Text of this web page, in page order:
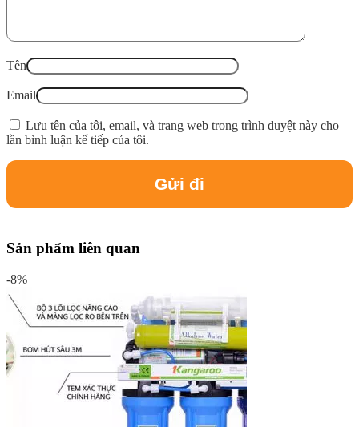
Tên
Email
Lưu tên của tôi, email, và trang web trong trình duyệt này cho
lần bình luận kế tiếp của tôi.
Sản phẩm liên quan
-8%